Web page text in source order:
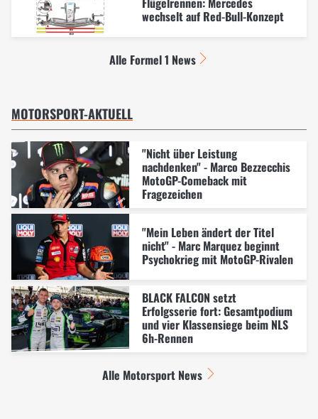
wechselt auf Red-Bull-Konzept
Alle Formel 1 News
MOTORSPORT-AKTUELL
"Nicht über Leistung
nachdenken" - Marco Bezzecchis
MotoGP-Comeback mit
Fragezeichen
"Mein Leben ändert der Titel
nicht" - Marc Marquez beginnt
Psychokrieg mit MotoGP-Rivalen
BLACK FALCON setzt
Erfolgsserie fort: Gesamtpodium
und vier Klassensiege beim NLS
6h-Rennen
Alle Motorsport News